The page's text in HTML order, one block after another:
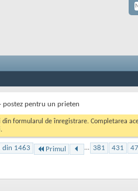
pentru un prieten
formularul de înregistrare. Completarea
.
din 1463 Primul ... 381 431